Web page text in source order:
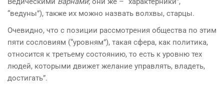
“ведуны”), также их можно назвать волхвы, старцы.
Очевидно, что с позиции рассмотрения общества по этим
пяти сословиям (“уровням”), такая сфера, как политика,
относится к третьему состоянию, то есть к уровню тех
людей, которыми движет желание управлять, владеть,
достигать”.